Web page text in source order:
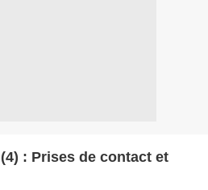
: Prises de contact et